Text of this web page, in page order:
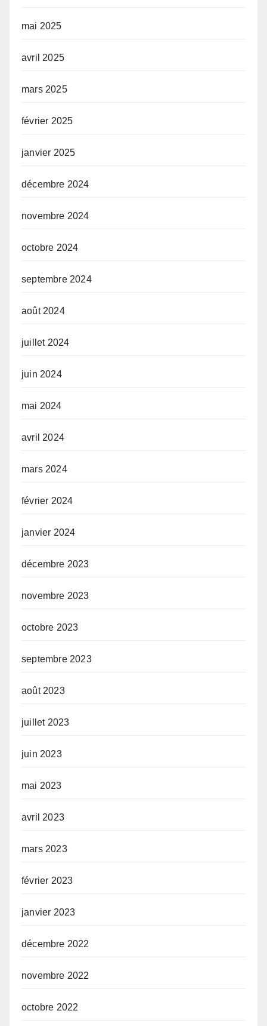
mai 2025
avril 2025
mars 2025
février 2025
janvier 2025
décembre 2024
novembre 2024
octobre 2024
septembre 2024
août 2024
juillet 2024
juin 2024
mai 2024
avril 2024
mars 2024
février 2024
janvier 2024
décembre 2023
novembre 2023
octobre 2023
septembre 2023
août 2023
juillet 2023
juin 2023
mai 2023
avril 2023
mars 2023
février 2023
janvier 2023
décembre 2022
novembre 2022
octobre 2022